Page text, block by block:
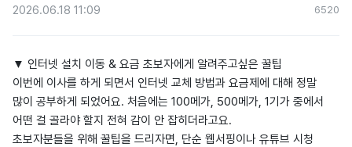
2026.06.18 11:09
6520
▼ 인터넷 설치 이동 & 요금 초보자에게 알려주고싶은 꿀팁
이번에 이사를 하게 되면서 인터넷 교체 방법과 요금제에 대해 정말
많이 공부하게 되었어요. 처음에는 100메가, 500메가, 1기가 중에서
어떤 걸 골라야 할지 전혀 감이 안 잡히더라고요.
초보자분들을 위해 꿀팁을 드리자면, 단순 웹서핑이나 유튜브 시청